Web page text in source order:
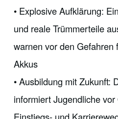
• Explosive Aufklärung:
und reale Trümmerteile
warnen vor den Gefahren
Akkus
• Ausbildung mit Zukunft:
informiert Jugendliche